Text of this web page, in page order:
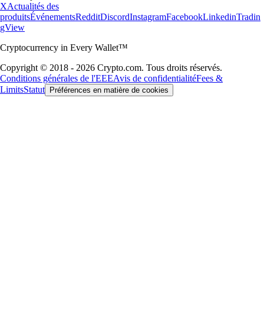
XActualités des
produitsÉvénementsRedditDiscordInstagramFacebookLinkedinTradin
gView
Cryptocurrency in Every Wallet™
Copyright © 2018 - 2026 Crypto.com. Tous droits réservés.
Conditions générales de l'EEEAvis de confidentialitéFees &
LimitsStatut Préférences en matière de cookies